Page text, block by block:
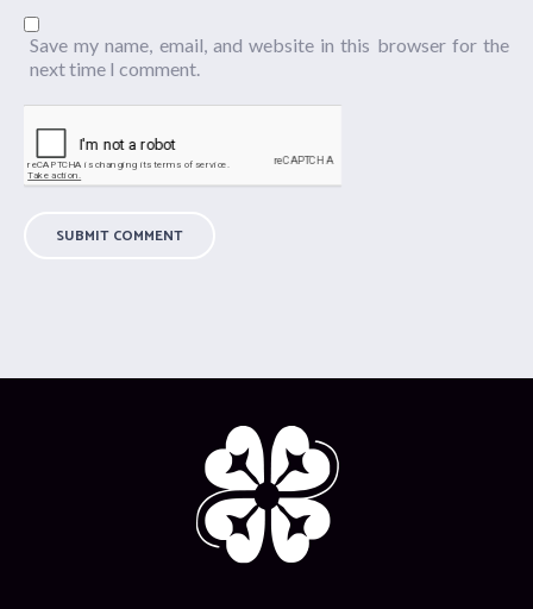
Save my name, email, and website in this browser for the
next time I comment.